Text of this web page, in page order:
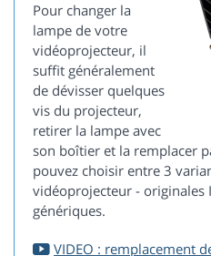
Pour changer la
lampe de votre
vidéoprojecteur, il
suffit généralement
de dévisser quelques
vis du projecteur,
retirer la lampe avec
son boîtier et la remplacer
pouvez choisir entre 3
vidéoprojecteur - originales
génériques.
VIDEO : remplacement